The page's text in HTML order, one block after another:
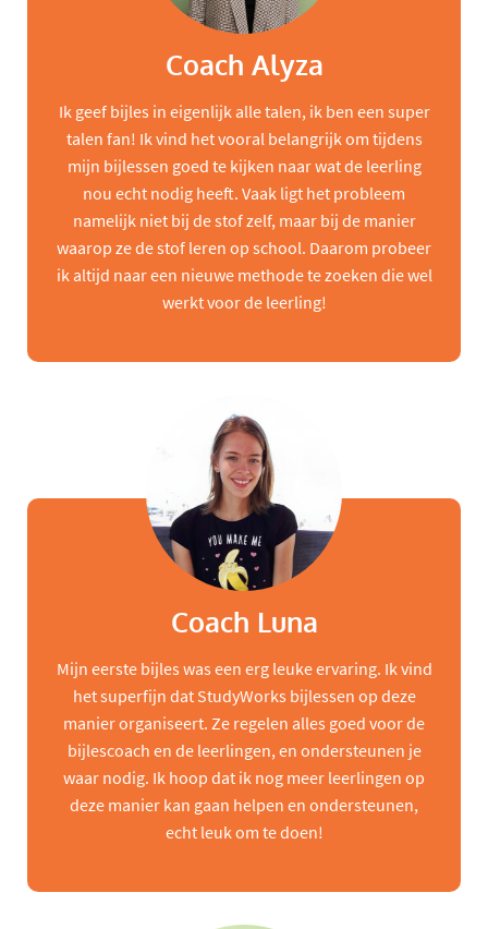
Coach Alyza
Ik geef bijles in eigenlijk alle talen, ik ben een super
talen fan! Ik vind het vooral belangrijk om tijdens
mijn bijlessen goed te kijken naar wat de leerling
nou echt nodig heeft. Vaak ligt het probleem
namelijk niet bij de stof zelf, maar bij de manier
waarop ze de stof leren op school. Daarom probeer
ik altijd naar een nieuwe methode te zoeken die wel
werkt voor de leerling!
Coach Luna
Mijn eerste bijles was een erg leuke ervaring. Ik vind
het superfijn dat StudyWorks bijlessen op deze
manier organiseert. Ze regelen alles goed voor de
bijlescoach en de leerlingen, en ondersteunen je
waar nodig. Ik hoop dat ik nog meer leerlingen op
deze manier kan gaan helpen en ondersteunen,
echt leuk om te doen!